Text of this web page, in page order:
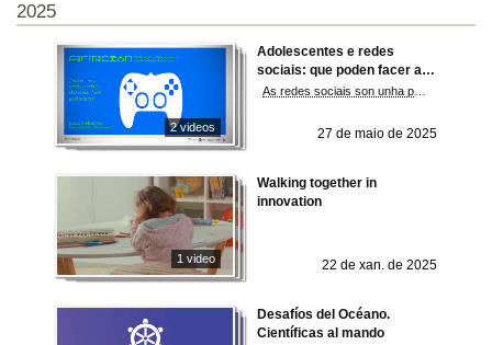
2025
2 videos
Adolescentes e redes
sociais: que poden facer as
familias?
27 de maio de 2025
1 video
Walking together in
innovation
22 de xan. de 2025
Desafíos del Océano.
Científicas al mando